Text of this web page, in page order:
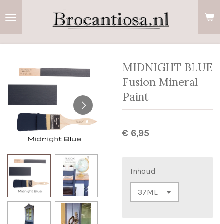
MIDNIGHT BLUE
Fusion Mineral
Paint
€ 6,95
Inhoud